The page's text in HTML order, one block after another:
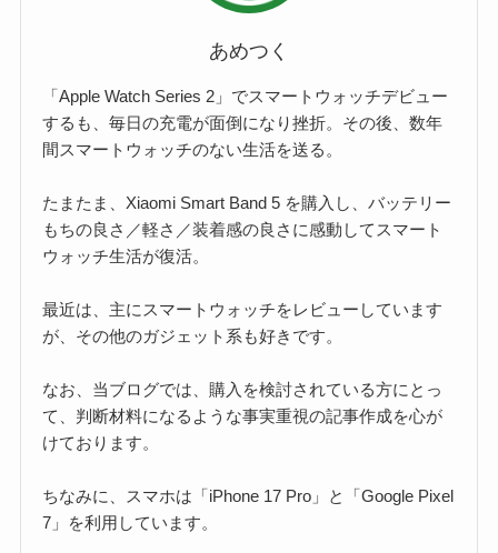
あめつく
「Apple Watch Series 2」でスマートウォッチデビュー
するも、毎日の充電が面倒になり挫折。その後、数年
間スマートウォッチのない生活を送る。
たまたま、Xiaomi Smart Band 5 を購入し、バッテリー
もちの良さ／軽さ／装着感の良さに感動してスマート
ウォッチ生活が復活。
最近は、主にスマートウォッチをレビューしています
が、その他のガジェット系も好きです。
なお、当ブログでは、購入を検討されている方にとっ
て、判断材料になるような事実重視の記事作成を心が
けております。
ちなみに、スマホは「iPhone 17 Pro」と「Google Pixel
7」を利用しています。